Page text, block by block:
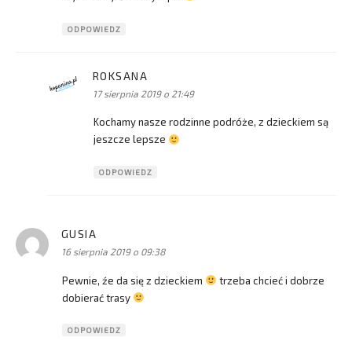
ODPOWIEDZ
ROKSANA
17 sierpnia 2019 o 21:49
Kochamy nasze rodzinne podróże, z dzieckiem są
jeszcze lepsze
ODPOWIEDZ
GUSIA
16 sierpnia 2019 o 09:38
Pewnie, źe da się z dzieckiem
trzeba chcieć i dobrze
dobierać trasy
ODPOWIEDZ